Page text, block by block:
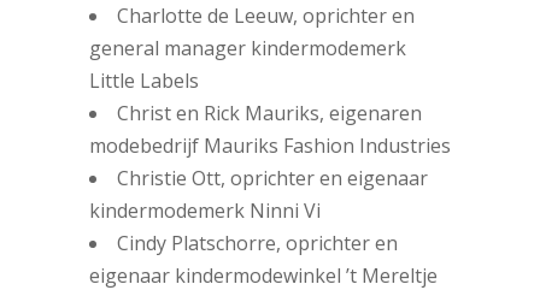
Charlotte de Leeuw, oprichter en
general manager kindermodemerk
Little Labels
Christ en Rick Mauriks, eigenaren
modebedrijf Mauriks Fashion Industries
Christie Ott, oprichter en eigenaar
kindermodemerk Ninni Vi
Cindy Platschorre, oprichter en
eigenaar kindermodewinkel ’t Mereltje